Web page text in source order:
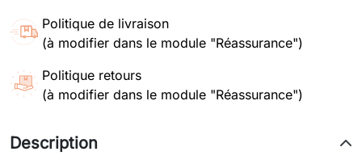
Politique de livraison
(à modifier dans le module "Réassurance")
Politique retours
(à modifier dans le module "Réassurance")
Description